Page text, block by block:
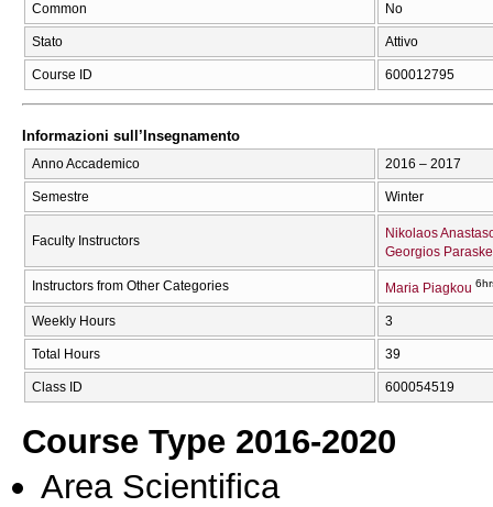
Common No
Stato Attivo
Course ID 600012795
Informazioni sull’Insegnamento
Anno Accademico 2016 – 2017
Semestre Winter
Faculty Instructors
Nikolaos
Georgios
Instructors from Other Categories Maria Piagkou
Weekly Hours 3
Total Hours 39
Class ID 600054519
Course Type 2016-2020
Area Scientifica